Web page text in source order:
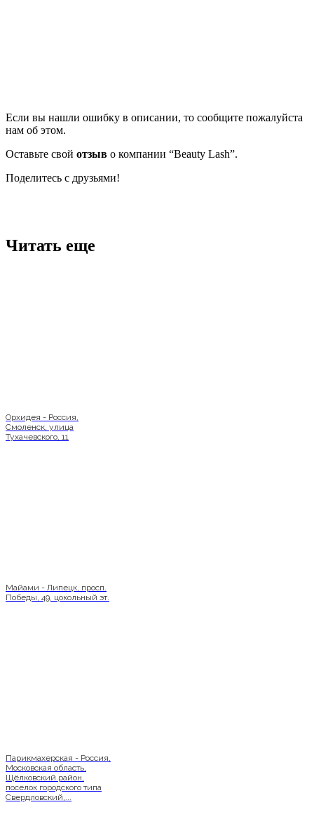
Если вы нашли ошибку в описании, то сообщите пожалуйста
нам об этом.
Оставьте свой отзыв о компании “Beauty Lash”.
Поделитесь с друзьями!
Читать еще
Орхидея - Россия,
Смоленск, улица
Тухачевского, 11
Майами - Липецк, просп.
Победы, 49, цокольный эт.
Парикмахерская - Россия,
Московская область,
Щёлковский район,
поселок городского типа
Свердловский,...